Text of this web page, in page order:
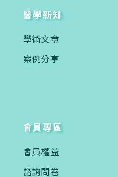
醫學新知
學術文章
案例分享
會員專區
會員權益
諮詢問卷